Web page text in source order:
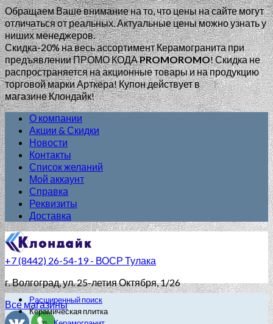
Обращаем Ваше внимание на то, что цены на сайте могут
отличаться от реальных. Актуальные цены можно узнать у
ниших менеджеров.
Скидка-20% на весь ассортимент Керамогранита при
предъявлении ПРОМО КОДАPROMOROMO!Скидка не
распространяется на акционные товары и на продукцию
торговой марки Арткера! Купон действует в
магазине Клондайк!
О компании
Акции & Скидки
Новости
Контакты
Список желаний
Мой аккаунт
Справка
Реквизиты
Доставка
+7 (8442) 26-54-19 - ВОСР Тулака
г. Волгоград, ул. 25-летия Октября, 1/26
Все магазины
Расширенный поиск
Керамическая плитка